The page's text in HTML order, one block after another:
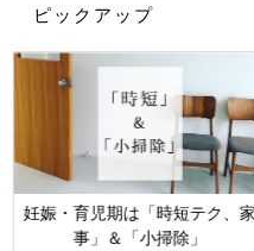
ピックアップ
妊娠・育児期は「時短テク、家
事」＆「小掃除」